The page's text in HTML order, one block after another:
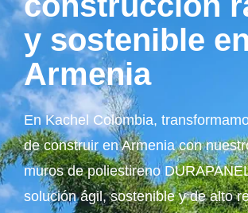
y sostenible en
Armenia
En Kachel Colombia,
de construir en Armenia con
muros de poliestireno
solución ágil, sostenible y de alto